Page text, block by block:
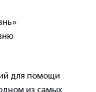
для помощи
из самых